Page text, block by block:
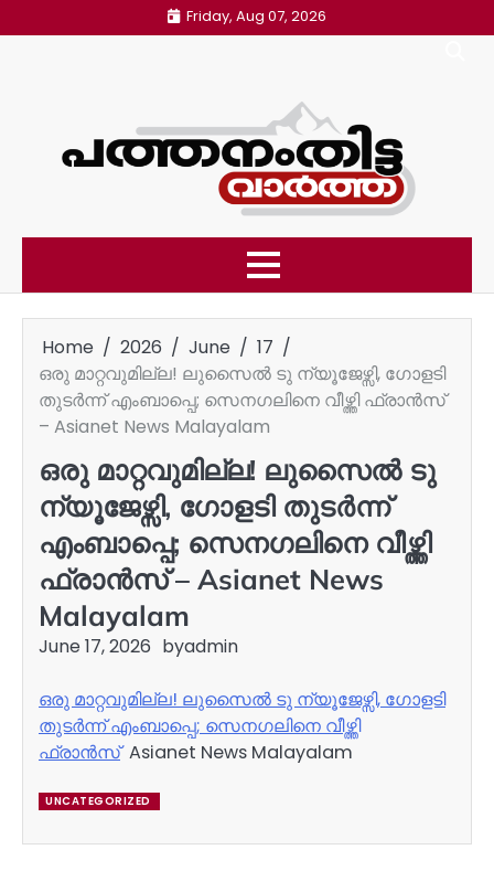
to
Friday, Aug 07, 2026
Home 2026 June
17
ഒരു മാറ്റവുമില്ല! ലുസൈൽ ടു ന്യൂജേഴ്സി, ഗോളടി
തുടര്‍ന്ന് എംബാപ്പെ; സെനഗലിനെ വീഴ്ത്തി ഫ്രാന്‍സ്
– Asianet News Malayalam
ഒരു മാറ്റവുമില്ല! ലുസൈൽ ടു
ന്യൂജേഴ്സി, ഗോളടി തുടര്‍ന്ന്
എംബാപ്പെ; സെനഗലിനെ വീഴ്ത്തി
ഫ്രാന്‍സ് – Asianet News
Malayalam
June 17, 2026 byadmin
ഒരു മാറ്റവുമില്ല! ലുസൈൽ ടു ന്യൂജേഴ്സി, ഗോളടി
തുടര്‍ന്ന് എംബാപ്പെ; സെനഗലിനെ വീഴ്ത്തി
ഫ്രാന്‍സ്Asianet News Malayalam
UNCATEGORIZED